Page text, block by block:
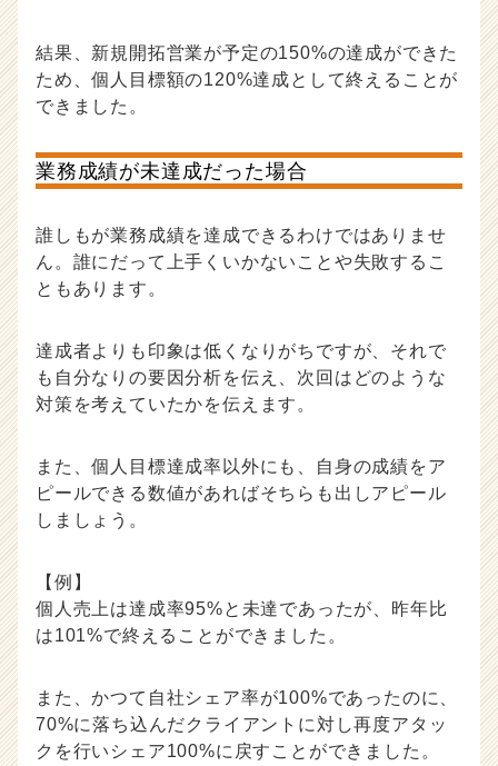
結果、新規開拓営業が予定の150%の達成ができた
ため、個人目標額の120%達成として終えることが
できました。
業務成績が未達成だった場合
誰しもが業務成績を達成できるわけではありませ
ん。誰にだって上手くいかないことや失敗するこ
ともあります。
達成者よりも印象は低くなりがちですが、それで
も自分なりの要因分析を伝え、次回はどのような
対策を考えていたかを伝えます。
また、個人目標達成率以外にも、自身の成績をア
ピールできる数値があればそちらも出しアピール
しましょう。
【例】
個人売上は達成率95%と未達であったが、昨年比
は101%で終えることができました。
また、かつて自社シェア率が100%であったのに、
70%に落ち込んだクライアントに対し再度アタッ
クを行いシェア100%に戻すことができました。